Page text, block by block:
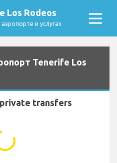
Los Rodeos
и услугах
Tenerife Los
transfers
...